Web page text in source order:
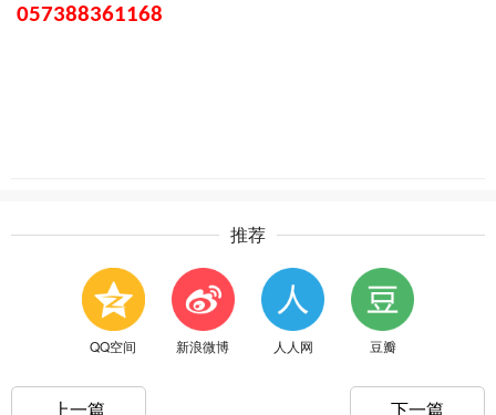
057388361168
推荐
QQ空间 新浪微博 人人网 豆瓣
上一篇 下一篇